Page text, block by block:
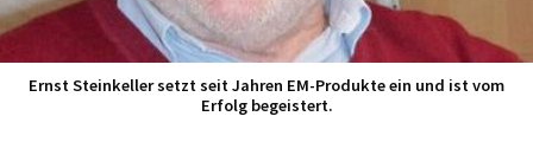
Ernst Steinkeller setzt seit Jahren EM-Produkte ein und ist vom
Erfolg begeistert.